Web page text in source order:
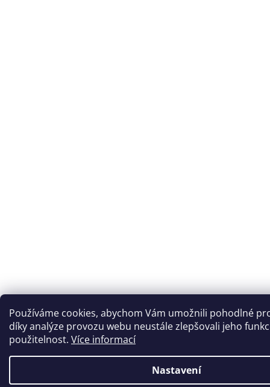
Používáme cookies, abychom Vám umožnili pohodlné
díky analýze provozu webu neustále zlepšovali jeho
použitelnost. Více informací
Nastavení